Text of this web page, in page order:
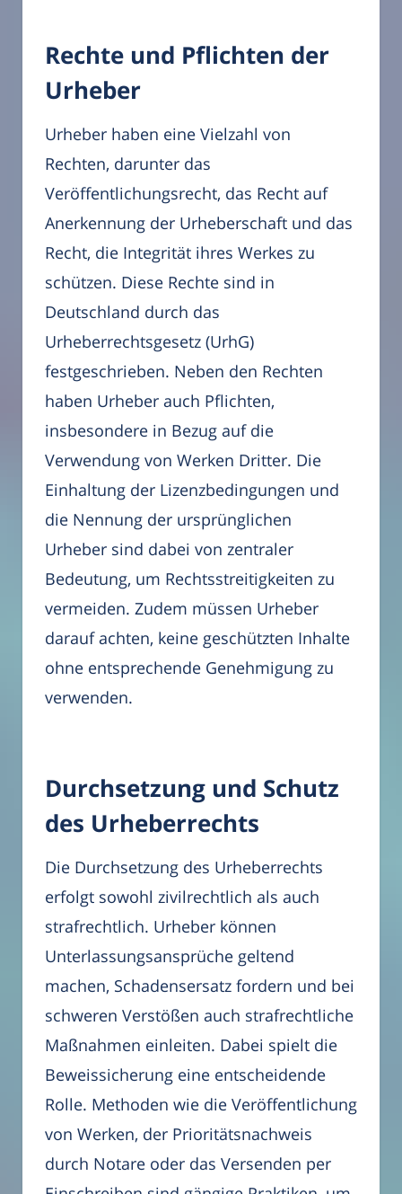
Rechte und Pflichten der
Urheber
Urheber haben eine Vielzahl von
Rechten, darunter das
Veröffentlichungsrecht, das Recht auf
Anerkennung der Urheberschaft und das
Recht, die Integrität ihres Werkes zu
schützen. Diese Rechte sind in
Deutschland durch das
Urheberrechtsgesetz (UrhG)
festgeschrieben. Neben den Rechten
haben Urheber auch Pflichten,
insbesondere in Bezug auf die
Verwendung von Werken Dritter. Die
Einhaltung der Lizenzbedingungen und
die Nennung der ursprünglichen
Urheber sind dabei von zentraler
Bedeutung, um Rechtsstreitigkeiten zu
vermeiden. Zudem müssen Urheber
darauf achten, keine geschützten Inhalte
ohne entsprechende Genehmigung zu
verwenden.
Durchsetzung und Schutz
des Urheberrechts
Die Durchsetzung des Urheberrechts
erfolgt sowohl zivilrechtlich als auch
strafrechtlich. Urheber können
Unterlassungsansprüche geltend
machen, Schadensersatz fordern und bei
schweren Verstößen auch strafrechtliche
Maßnahmen einleiten. Dabei spielt die
Beweissicherung eine entscheidende
Rolle. Methoden wie die Veröffentlichung
von Werken, der Prioritätsnachweis
durch Notare oder das Versenden per